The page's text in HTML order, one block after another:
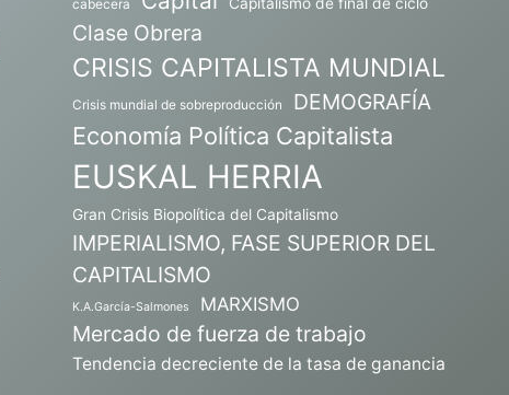
cabecera
Clase Obrera
CRISIS CAPITALISTA MUNDIAL
Crisis mundial de sobreproducción DEMOGRAFÍA
Economía Política Capitalista
EUSKAL HERRIA
Gran Crisis Biopolítica del Capitalismo
IMPERIALISMO, FASE SUPERIOR DEL
CAPITALISMO
K.A.García-Salmones MARXISMO
Mercado de fuerza de trabajo
Tendencia decreciente de la tasa de ganancia